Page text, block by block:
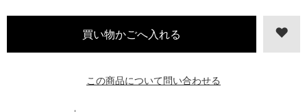
この商品について問い合わせる